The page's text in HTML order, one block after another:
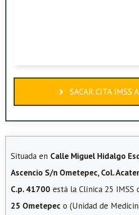
SACAR CITA IMSS
Situada en Calle Miguel Hidalgo
Ascencio S/n Ometepec, Col.
C.p. 41700 está la Clínica 25 IMSS
25 Ometepec o (Unidad de